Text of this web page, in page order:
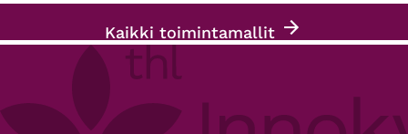
Kaikki toimintamallit